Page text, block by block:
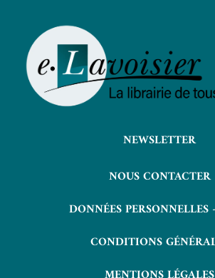
NEWSLETTER
NOUS CONTACTER
DONNÉES PERSONNELLES
CONDITIONS